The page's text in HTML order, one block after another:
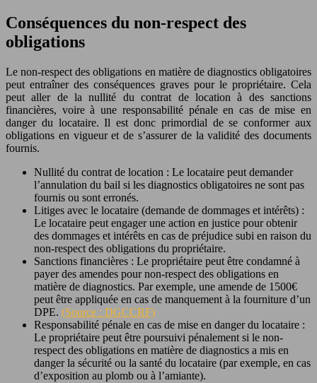
Conséquences du non-respect des
obligations
Le non-respect des obligations en matière de diagnostics obligatoires
peut entraîner des conséquences graves pour le propriétaire. Cela
peut aller de la nullité du contrat de location à des sanctions
financières, voire à une responsabilité pénale en cas de mise en
danger du locataire. Il est donc primordial de se conformer aux
obligations en vigueur et de s’assurer de la validité des documents
fournis.
Nullité du contrat de location : Le locataire peut demander
l’annulation du bail si les diagnostics obligatoires ne sont pas
fournis ou sont erronés.
Litiges avec le locataire (demande de dommages et intérêts) :
Le locataire peut engager une action en justice pour obtenir
des dommages et intérêts en cas de préjudice subi en raison du
non-respect des obligations du propriétaire.
Sanctions financières : Le propriétaire peut être condamné à
payer des amendes pour non-respect des obligations en
matière de diagnostics. Par exemple, une amende de 1500€
peut être appliquée en cas de manquement à la fourniture d’un
DPE. (Source : DGCCRF)
Responsabilité pénale en cas de mise en danger du locataire :
Le propriétaire peut être poursuivi pénalement si le non-
respect des obligations en matière de diagnostics a mis en
danger la sécurité ou la santé du locataire (par exemple, en cas
d’exposition au plomb ou à l’amiante).